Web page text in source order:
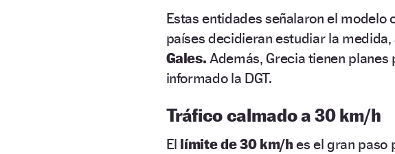
Estas entidades señalaron el
países decidieran estudiar la medida,
Gales. Además, Grecia tienen
informado la DGT.
Tráfico calmado a 30 km/h
El límite de 30 km/hes el gran paso